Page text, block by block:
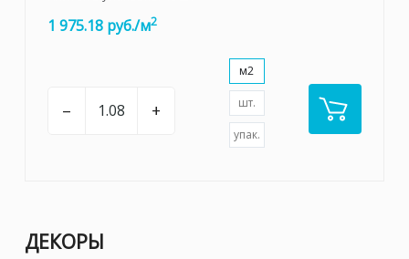
1 975.18 руб./м2
– +
м2
шт.
упак.
ДЕКОРЫ